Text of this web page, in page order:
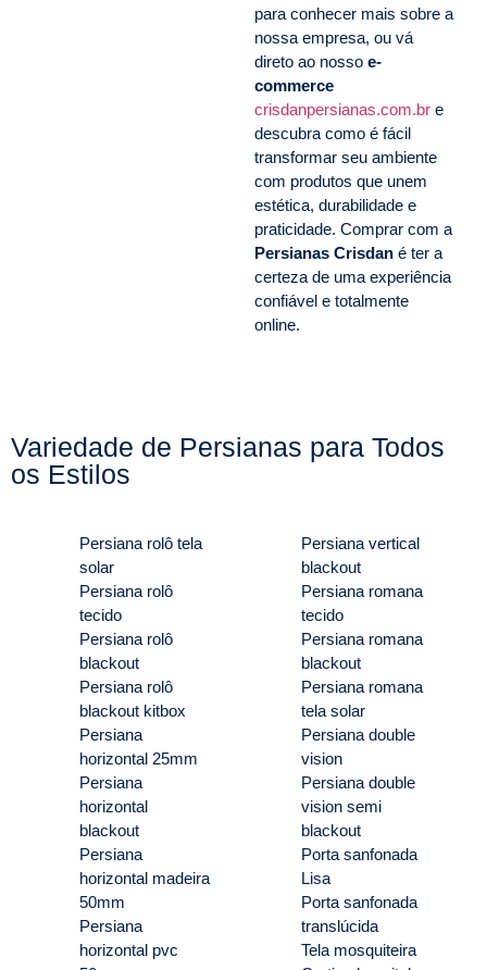
para conhecer mais sobre a
nossa empresa, ou vá
direto ao nosso e-
commerce
crisdanpersianas.com.br e
descubra como é fácil
transformar seu ambiente
com produtos que unem
estética, durabilidade e
praticidade. Comprar com a
Persianas Crisdan é ter a
certeza de uma experiência
confiável e totalmente
online.
Variedade de Persianas para Todos
os Estilos
Persiana rolô tela
solar
Persiana rolô
tecido
Persiana rolô
blackout
Persiana rolô
blackout kitbox
Persiana
horizontal 25mm
Persiana
horizontal
blackout
Persiana
horizontal madeira
50mm
Persiana
horizontal pvc
Persiana vertical
blackout
Persiana romana
tecido
Persiana romana
blackout
Persiana romana
tela solar
Persiana double
vision
Persiana double
vision semi
blackout
Porta sanfonada
Lisa
Porta sanfonada
translúcida
Tela mosquiteira